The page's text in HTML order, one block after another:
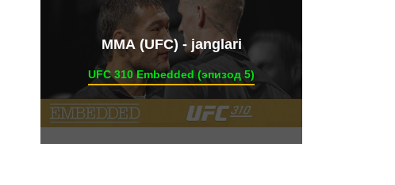
ММА (UFC) - janglari
UFC 310 Embedded (эпизод 5)